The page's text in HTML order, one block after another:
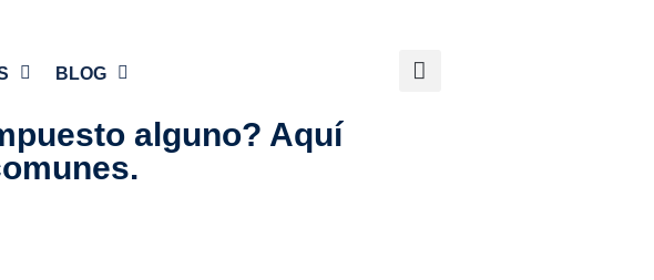
BLOG
alguno? Aquí